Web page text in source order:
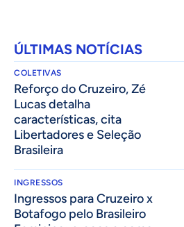
ÚLTIMAS NOTÍCIAS
COLETIVAS
⁠Reforço do Cruzeiro, Zé
Lucas detalha
características, cita
Libertadores e Seleção
Brasileira
INGRESSOS
Ingressos para Cruzeiro x
Botafogo pelo Brasileiro